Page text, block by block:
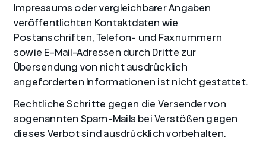
Impressums oder vergleichbarer Angaben
veröffentlichten Kontaktdaten wie
Postanschriften, Telefon- und Faxnummern
sowie E-Mail-Adressen durch Dritte zur
Übersendung von nicht ausdrücklich
angeforderten Informationen ist nicht gestattet.
Rechtliche Schritte gegen die Versender von
sogenannten Spam-Mails bei Verstößen gegen
dieses Verbot sind ausdrücklich vorbehalten.